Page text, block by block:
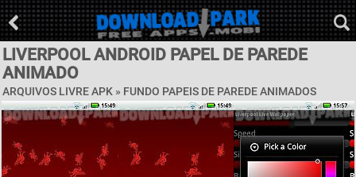
LIVERPOOL ANDROID PAPEL DE PAREDE
ANIMADO
ARQUIVOS LIVRE APK » FUNDO PAPEIS DE PAREDE ANIMADOS